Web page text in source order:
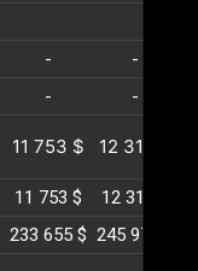
-
-
-
-
11 753 $ 12 318 $
11 753 $ 12 318 $
233 655 $ 245 974 $